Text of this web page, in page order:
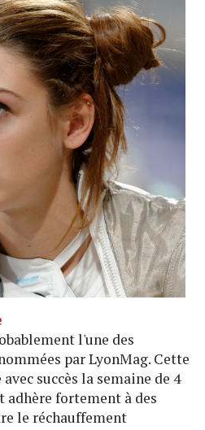
l'une des
par LyonMag. Cette
succès la semaine de 4
adhère fortement à des
le réchauffement